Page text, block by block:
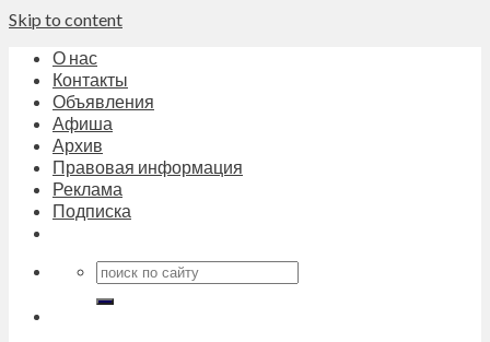
Skip to content
О нас
Контакты
Объявления
Афиша
Архив
Правовая информация
Реклама
Подписка